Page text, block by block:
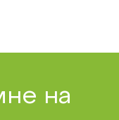
на